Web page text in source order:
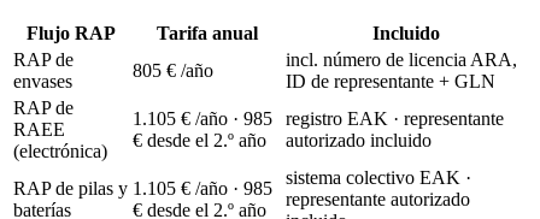
Flujo RAP Tarifa anual
Incluido
RAP de
envases
805 € /año
incl. número de licencia ARA,
ID de representante + GLN
RAP de
RAEE
(electrónica)
1.105 € /año · 985
€ desde el 2.º año
registro EAK · representante
autorizado incluido
RAP de pilas y
baterías
1.105 € /año · 985
€ desde el 2.º año
sistema colectivo EAK ·
representante autorizado